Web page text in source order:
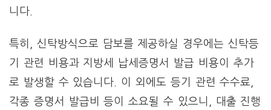
니다.
특히, 신탁방식으로 담보를 제공하실 경우에는 신탁등
기 관련 비용과 지방세 납세증명서 발급 비용이 추가
로 발생할 수 있습니다. 이 외에도 등기 관련 수수료,
각종 증명서 발급비 등이 소요될 수 있으니, 대출 진행